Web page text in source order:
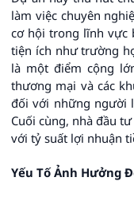
làm việc chuyên
cơ hội trong lĩnh vực
tiện ích như trường
là một điểm cộng
thương mại và các
đối với những người
Cuối cùng, nhà đầu
với tỷ suất lợi nhuận
Yếu Tố Ảnh Hưởng